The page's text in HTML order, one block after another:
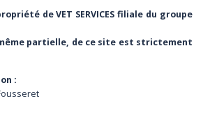
de VET SERVICES filiale du groupe
partielle, de ce site est strictement
: